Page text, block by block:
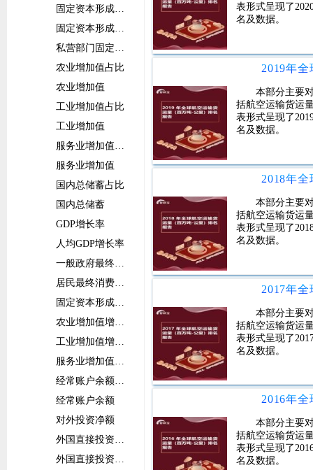
固定资本形成总额占比
固定资本形成总额
私营部门固定资本形成总额
农业增加值占比
农业增加值
工业增加值占比
工业增加值
服务业增加值占比
服务业增加值
国内总储蓄占比
国内总储蓄
GDP增长率
人均GDP增长率
一般政府最终消费支出增长率
居民最终消费支出增长率
固定资本形成总额增长率
农业增加值增长率
工业增加值增长率
服务业增加值增长率
经常账户余额占比
经常账户余额
对外投资净额
外国直接投资净流入占比
外国直接投资净流入
表形式呈现了
名及数据。
本部分主要
括航空运输货运
表形式呈现了
名及数据。
本部分主要
括航空运输货运
表形式呈现了
名及数据。
本部分主要
括航空运输货运
表形式呈现了
名及数据。
本部分主要
括航空运输货运
表形式呈现了
名及数据。